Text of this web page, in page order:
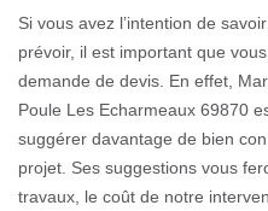
Si vous avez l’intention de
prévoir, il est important que
demande de devis. En effet,
Poule Les Echarmeaux 69870
suggérer davantage de bien
projet. Ses suggestions vous
travaux, le coût de notre